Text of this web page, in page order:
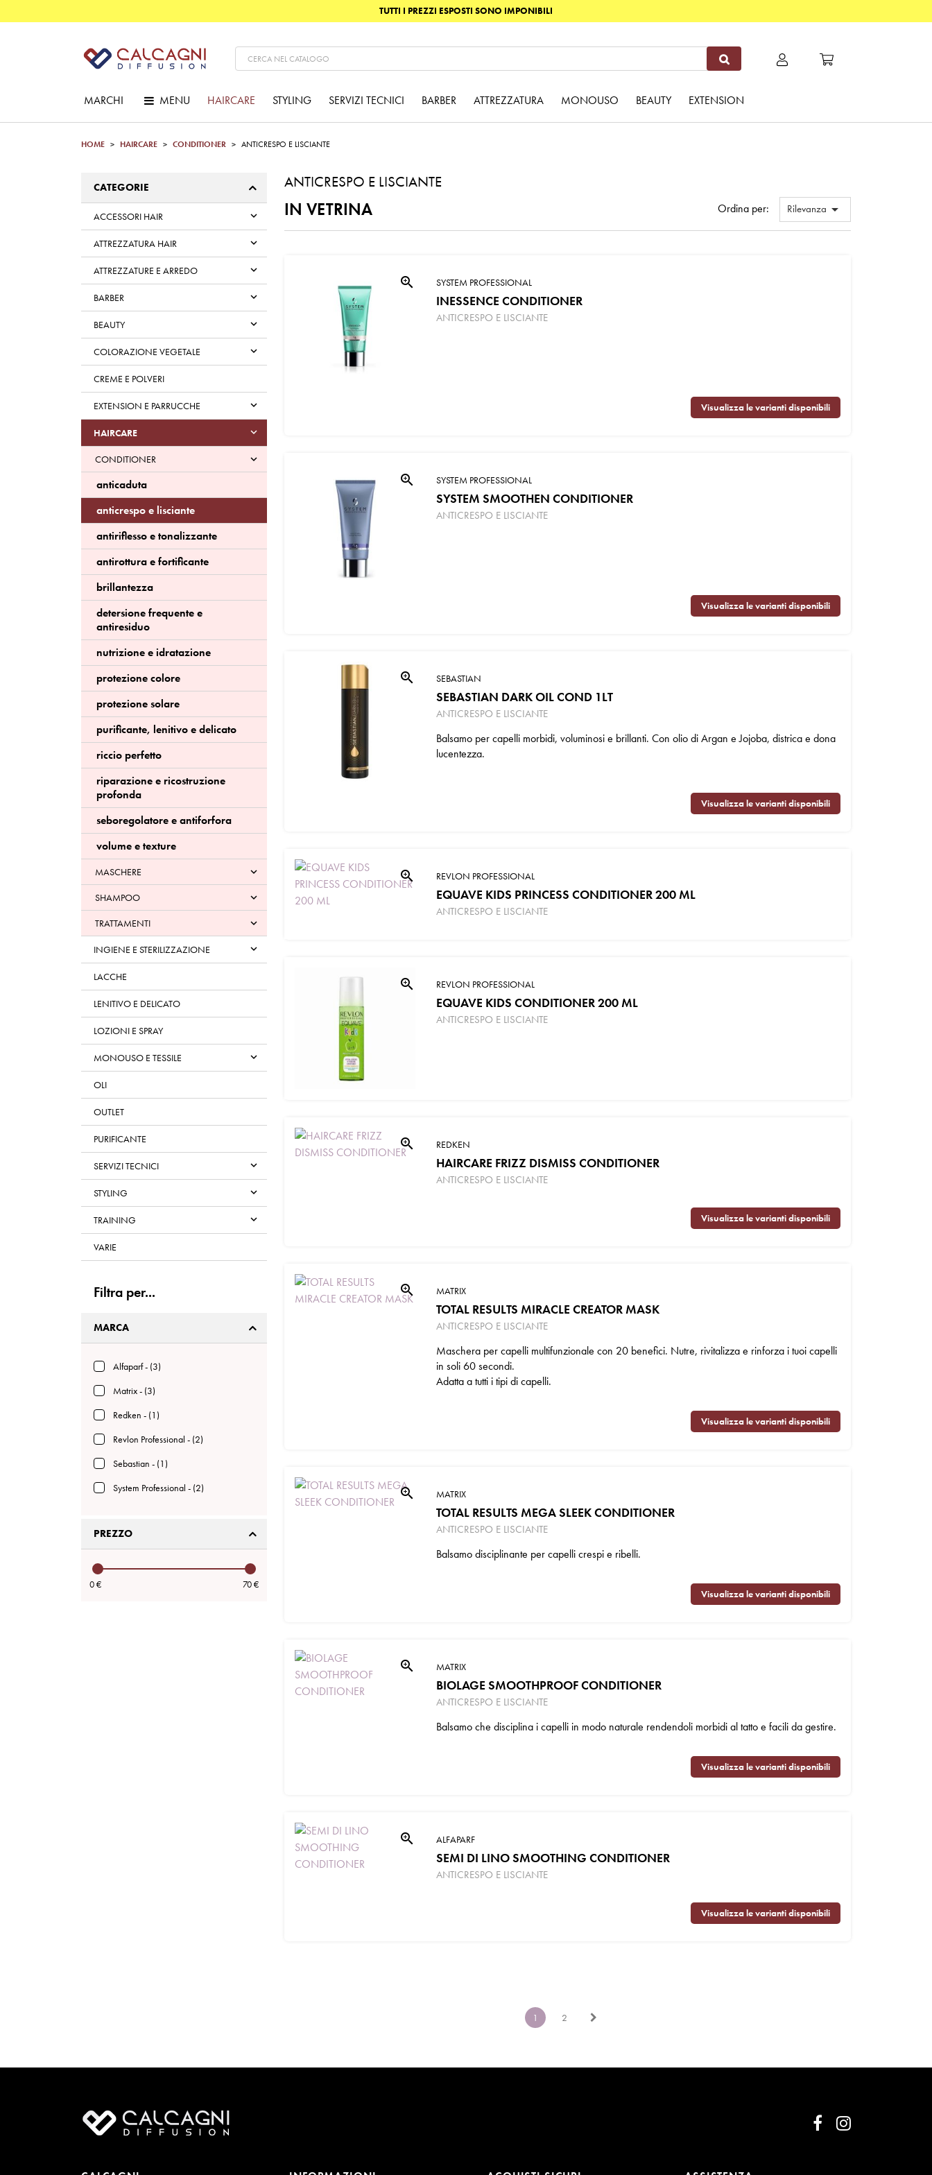
TUTTI I PREZZI ESPOSTI SONO IMPONIBILI
MARCHI MENU HAIRCARE STYLING SERVIZI TECNICI BARBER ATTREZZATURA MONOUSO BEAUTY EXTENSION
HOME HAIRCARE CONDITIONER ANTICRESPO E LISCIANTE
CATEGORIE
ACCESSORI HAIR 
ATTREZZATURA HAIR 
ATTREZZATURE E ARREDO 
BARBER 
BEAUTY 
COLORAZIONE VEGETALE 
CREME E POLVERI
EXTENSION E PARRUCCHE 
HAIRCARE 
CONDITIONER 
anticaduta
anticrespo e lisciante
antiriflesso e tonalizzante
antirottura e fortificante
brillantezza
detersione frequente e
antiresiduo
nutrizione e idratazione
protezione colore
protezione solare
purificante, lenitivo e delicato
riccio perfetto
riparazione e ricostruzione
profonda
seboregolatore e antiforfora
volume e texture
MASCHERE 
SHAMPOO 
TRATTAMENTI 
INGIENE E STERILIZZAZIONE 
LACCHE
LENITIVO E DELICATO
LOZIONI E SPRAY
MONOUSO E TESSILE 
OLI
OUTLET
PURIFICANTE
SERVIZI TECNICI 
STYLING 
TRAINING 
VARIE
Filtra per...
MARCA
Alfaparf - (3)
Matrix - (3)
Redken - (1)
Revlon Professional - (2)
Sebastian - (1)
System Professional - (2)
PREZZO
0 € 70 €
ANTICRESPO E LISCIANTE
IN VETRINA Ordina per: Rilevanza 
zoom_in SYSTEM PROFESSIONAL
INESSENCE CONDITIONER
ANTICRESPO E LISCIANTE
Visualizza le varianti disponibili
zoom_in SYSTEM PROFESSIONAL
SYSTEM SMOOTHEN CONDITIONER
ANTICRESPO E LISCIANTE
Visualizza le varianti disponibili
zoom_in SEBASTIAN
SEBASTIAN DARK OIL COND 1LT
ANTICRESPO E LISCIANTE
Balsamo per capelli morbidi, voluminosi e brillanti. Con olio di Argan e Jojoba, districa e dona
lucentezza.
Visualizza le varianti disponibili
zoom_in REVLON PROFESSIONAL
EQUAVE KIDS PRINCESS CONDITIONER 200 ML
ANTICRESPO E LISCIANTE
zoom_in REVLON PROFESSIONAL
EQUAVE KIDS CONDITIONER 200 ML
ANTICRESPO E LISCIANTE
zoom_in REDKEN
HAIRCARE FRIZZ DISMISS CONDITIONER
ANTICRESPO E LISCIANTE
Visualizza le varianti disponibili
zoom_in MATRIX
TOTAL RESULTS MIRACLE CREATOR MASK
ANTICRESPO E LISCIANTE
Maschera per capelli multifunzionale con 20 benefici. Nutre, rivitalizza e rinforza i tuoi capelli
in soli 60 secondi.
Adatta a tutti i tipi di capelli.
Visualizza le varianti disponibili
zoom_in MATRIX
TOTAL RESULTS MEGA SLEEK CONDITIONER
ANTICRESPO E LISCIANTE
Balsamo disciplinante per capelli crespi e ribelli.
Visualizza le varianti disponibili
zoom_in MATRIX
BIOLAGE SMOOTHPROOF CONDITIONER
ANTICRESPO E LISCIANTE
Balsamo che disciplina i capelli in modo naturale rendendoli morbidi al tatto e facili da gestire.
Visualizza le varianti disponibili
zoom_in ALFAPARF
SEMI DI LINO SMOOTHING CONDITIONER
ANTICRESPO E LISCIANTE
Visualizza le varianti disponibili
1 2